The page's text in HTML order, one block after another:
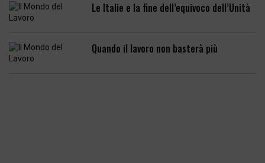
Le Italie e la fine dell’equivoco dell’Unità
Quando il lavoro non basterà più